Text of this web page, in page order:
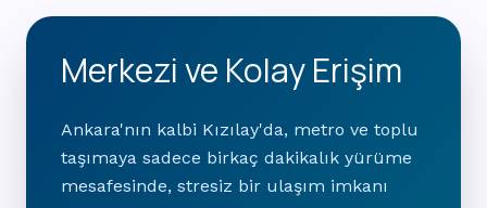
Merkezi ve Kolay Erişim
Ankara'nın kalbi Kızılay'da, metro ve toplu
taşımaya sadece birkaç dakikalık yürüme
mesafesinde, stresiz bir ulaşım imkanı